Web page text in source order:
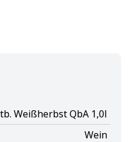
Weißherbst QbA 1,0l
Wein